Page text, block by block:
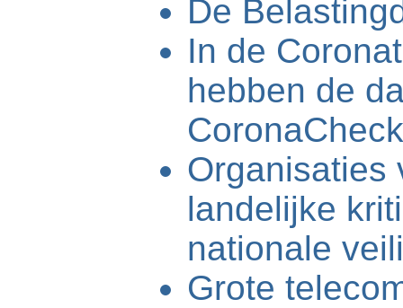
De
In de
hebben de
Organisaties
landelijke
nationale
Grote